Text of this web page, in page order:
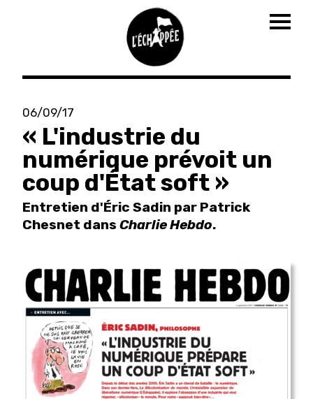
Aller
contenu
principal
06/09/17
« L'industrie du
numérique prévoit un
coup d'État soft »
Entretien d'Éric Sadin par Patrick
Chesnet dans Charlie Hebdo.